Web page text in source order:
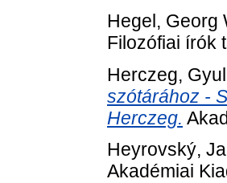
Hegel, Georg
Filozófiai írók
Herczeg,
szótárához -
Herczeg.
Heyrovský,
Akadémiai